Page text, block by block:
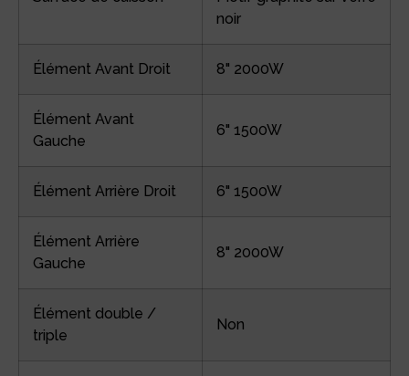
noir
Élément Avant Droit 8" 2000W
Élément Avant
Gauche
6" 1500W
Élément Arrière Droit 6" 1500W
Élément Arrière
Gauche
8" 2000W
Élément double /
triple
Non